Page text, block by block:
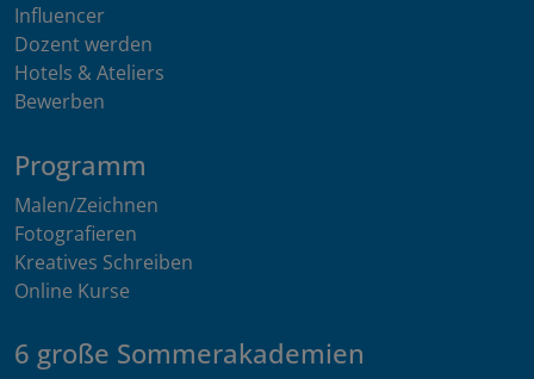
Influencer
Dozent werden
Hotels & Ateliers
Bewerben
Programm
Malen/Zeichnen
Fotografieren
Kreatives Schreiben
Online Kurse
6 große Sommerakademien